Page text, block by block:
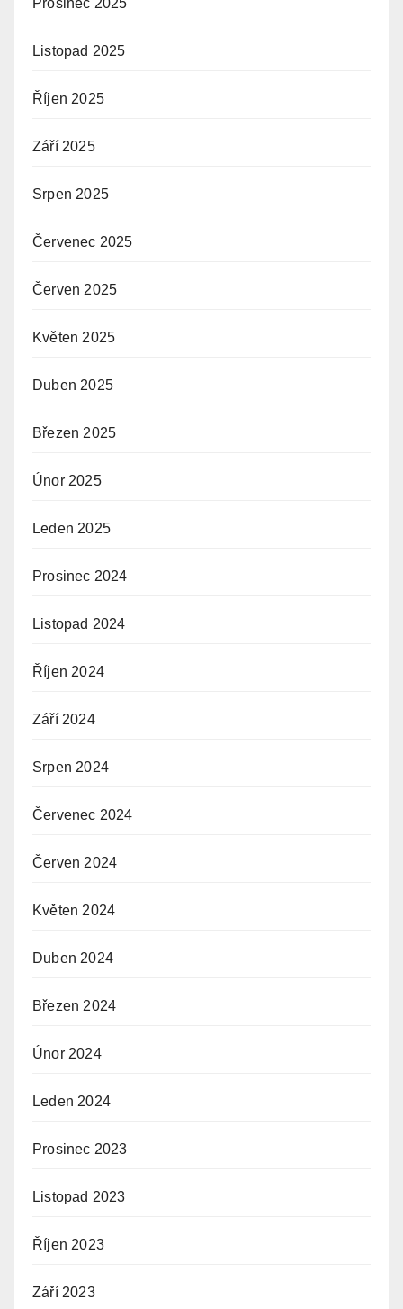
Prosinec 2025
Listopad 2025
Říjen 2025
Září 2025
Srpen 2025
Červenec 2025
Červen 2025
Květen 2025
Duben 2025
Březen 2025
Únor 2025
Leden 2025
Prosinec 2024
Listopad 2024
Říjen 2024
Září 2024
Srpen 2024
Červenec 2024
Červen 2024
Květen 2024
Duben 2024
Březen 2024
Únor 2024
Leden 2024
Prosinec 2023
Listopad 2023
Říjen 2023
Září 2023